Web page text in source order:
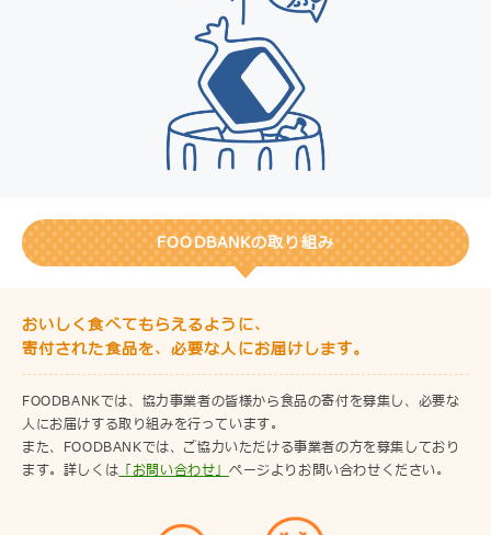
FOODBANKの取り組み
おいしく食べてもらえるように、
寄付された食品を、必要な人にお届けします。
FOODBANKでは、協力事業者の皆様から食品の寄付を募集し、必要な
人にお届けする取り組みを行っています。
また、FOODBANKでは、ご協力いただける事業者の方を募集しており
ます。詳しくは 「お問い合わせ」ページよりお問い合わせください。